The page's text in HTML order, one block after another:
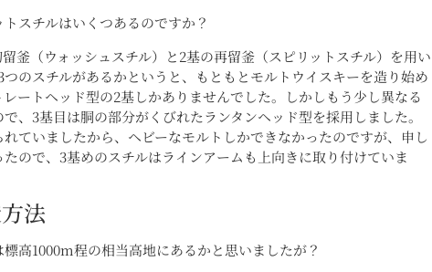
スチルはいくつあるのですか？
釜（ウォッシュスチル）と2基の再留釜（スピリットスチル）を用い
のスチルがあるかというと、もともとモルトウイスキーを造り始め
ートヘッド型の2基しかありませんでした。しかしもう少し異なる
、3基目は胴の部分がくびれたランタンヘッド型を採用しました。
ていましたから、ヘビーなモルトしかできなかったのですが、申し
ので、3基めのスチルはラインアームも上向きに取り付けていま
法
標高1000m程の相当高地にあるかと思いましたが？